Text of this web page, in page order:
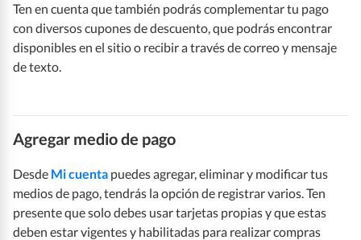
Ten en cuenta que también podrás complementar tu pago
con diversos cupones de descuento, que podrás encontrar
disponibles en el sitio o recibir a través de correo y mensaje
de texto.
Agregar medio de pago
Desde Mi cuenta puedes agregar, eliminar y modificar tus
medios de pago, tendrás la opción de registrar varios. Ten
presente que solo debes usar tarjetas propias y que estas
deben estar vigentes y habilitadas para realizar compras